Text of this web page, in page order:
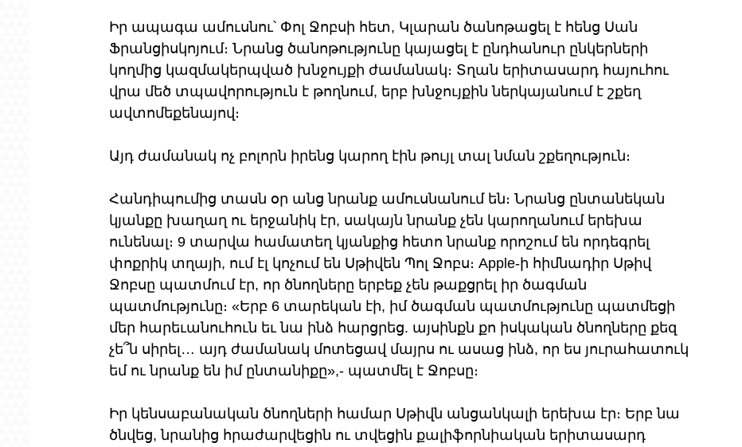
Իր ապագա ամուսնու՝ Փոլ Ջոբսի հետ, Կլարան ծանոթացել է հենց Սան
Ֆրանցիսկոյում։ Նրանց ծանոթությունը կայացել է ընդհանուր ընկերների
կողմից կազմակերպված խնջույքի ժամանակ։ Տղան երիտասարդ հայուհու
վրա մեծ տպավորություն է թողնում, երբ խնջույքին ներկայանում է շքեղ
ավտոմեքենայով։
Այդ ժամանակ ոչ բոլորն իրենց կարող էին թույլ տալ նման շքեղություն։
Հանդիպումից տասն օր անց նրանք ամուսնանում են։ Նրանց ընտանեկան
կյանքը խաղաղ ու երջանիկ էր, սակայն նրանք չեն կարողանում երեխա
ունենալ։ 9 տարվա համատեղ կյանքից հետո նրանք որոշում են որդեգրել
փոքրիկ տղայի, ում էլ կոչում են Սթիվեն Պոլ Ջոբս։ Apple-ի հիմնադիր Սթիվ
Ջոբսը պատմում էր, որ ծնողները երբեք չեն թաքցրել իր ծագման
պատմությունը։ «Երբ 6 տարեկան էի, իմ ծագման պատմությունը պատմեցի
մեր հարեւանուհուն եւ նա ինձ հարցրեց. այսինքն քո իսկական ծնողները քեզ
չե՞ն սիրել… այդ ժամանակ մոտեցավ մայրս ու ասաց ինձ, որ ես յուրահատուկ
եմ ու նրանք են իմ ընտանիքը»,- պատմել է Ջոբսը։
Իր կենսաբանական ծնողների համար Սթիվն անցանկալի երեխա էր։ Երբ նա
ծնվեց, նրանից հրաժարվեցին ու տվեցին քալիֆորնիական երիտասարդ